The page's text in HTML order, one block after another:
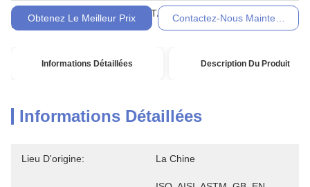
Conditions De
Paiement:
LC, D/A, D/P, T/T
Obtenez Le Meilleur Prix Contactez-Nous Maintenant
Informations Détaillées Description Du Produit
Informations Détaillées
Lieu D'origine: La Chine